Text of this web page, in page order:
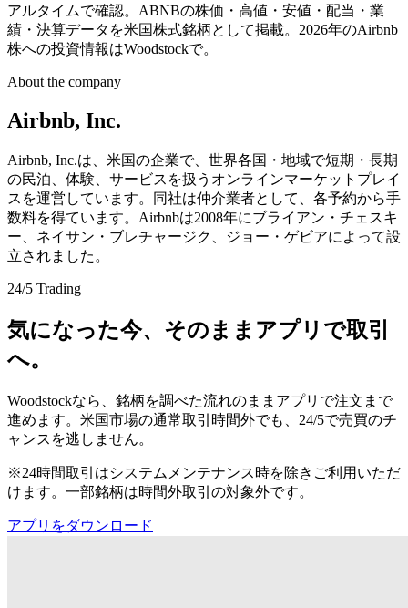
アルタイムで確認。ABNBの株価・高値・安値・配当・業
績・決算データを米国株式銘柄として掲載。2026年のAirbnb
株への投資情報はWoodstockで。
About the company
Airbnb, Inc.
Airbnb, Inc.は、米国の企業で、世界各国・地域で短期・長期
の民泊、体験、サービスを扱うオンラインマーケットプレイ
スを運営しています。同社は仲介業者として、各予約から手
数料を得ています。Airbnbは2008年にブライアン・チェスキ
ー、ネイサン・ブレチャージク、ジョー・ゲビアによって設
立されました。
24/5 Trading
気になった今、そのままアプリで取引
へ。
Woodstockなら、銘柄を調べた流れのままアプリで注文まで
進めます。米国市場の通常取引時間外でも、24/5で売買のチ
ャンスを逃しません。
※24時間取引はシステムメンテナンス時を除きご利用いただ
けます。一部銘柄は時間外取引の対象外です。
アプリをダウンロード